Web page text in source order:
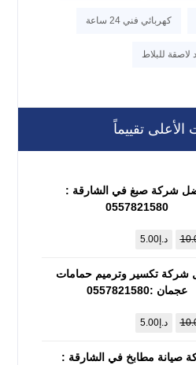
كهربائي فني 24 ساعة
لاصقة للبلاط
الأعلى تقييماً
شركة صبغ في الشارقة :
0557821580
د.إ5.00
شركة تكسير وترميم حمامات
عجمان :0557821580
د.إ5.00
صيانة مطابخ في الشارقة :